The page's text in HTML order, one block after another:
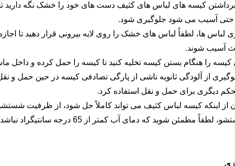
برداشتن کیسه های لباس های کثیف دست های خود را خشک نگه
حتی آسیب می شود جلوگیری شود.
لباس ها، لطفاً لباس های خشک را روی لایه بیرونی قرار دهید تا
آسیب شوند.
از آلودگی ثانویه ناشی از پارگی تصادفی کیسه در حین حمل و
دیگری برای حمل و نقل استفاده کرد.
از اینکه کیسه لباس کثیف می تواند کاملاً حل شود، از ظرفیت